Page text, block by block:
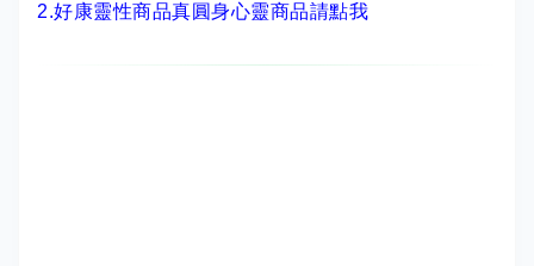
2.好康靈性商品真圓身心靈商品請點我